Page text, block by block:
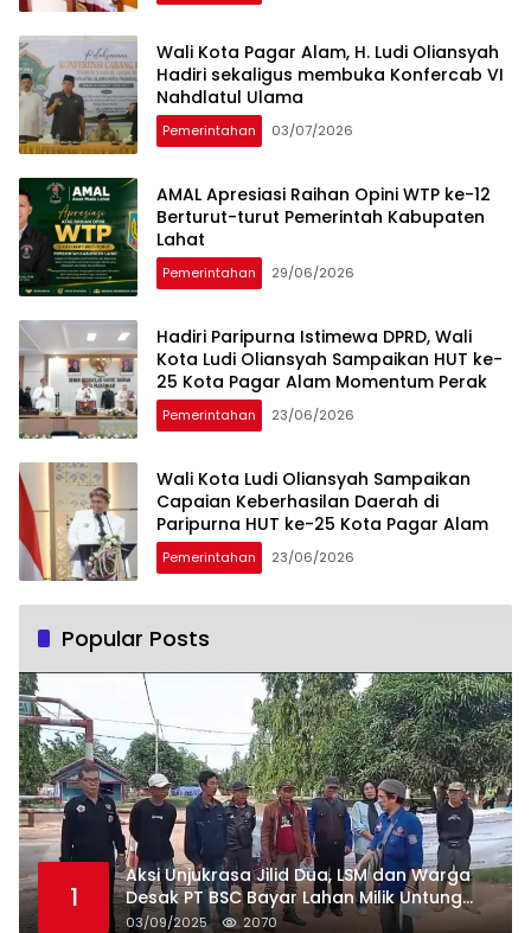
Wali Kota Pagar Alam, H. Ludi Oliansyah
Hadiri sekaligus membuka Konfercab VI
Nahdlatul Ulama
Pemerintahan 03/07/2026
AMAL Apresiasi Raihan Opini WTP ke-12
Berturut-turut Pemerintah Kabupaten
Lahat
Pemerintahan 29/06/2026
Hadiri Paripurna Istimewa DPRD, Wali
Kota Ludi Oliansyah Sampaikan HUT ke-
25 Kota Pagar Alam Momentum Perak
Pemerintahan 23/06/2026
Wali Kota Ludi Oliansyah Sampaikan
Capaian Keberhasilan Daerah di
Paripurna HUT ke-25 Kota Pagar Alam
Pemerintahan 23/06/2026
Popular Posts
1
Aksi Unjukrasa Jilid Dua, LSM dan Warga
Desak PT BSC Bayar Lahan Milik Untung
Suropati
03/09/2025 2070